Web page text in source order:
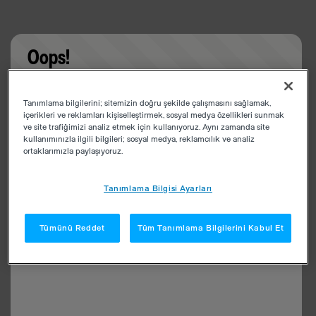
Oops!
app
Tanımlama bilgilerini; sitemizin doğru şekilde çalışmasını sağlamak,
içerikleri ve reklamları kişiselleştirmek, sosyal medya özellikleri sunmak
ve site trafiğimizi analiz etmek için kullanıyoruz. Aynı zamanda site
kullanımınızla ilgili bilgileri; sosyal medya, reklamcılık ve analiz
ortaklarımızla paylaşıyoruz.
Tanımlama Bilgisi Ayarları
Tümünü Reddet Tüm Tanımlama Bilgilerini Kabul Et